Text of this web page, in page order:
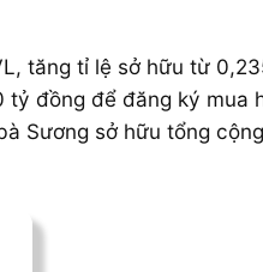
tăng tỉ lệ sở hữu từ
tỷ đồng để đăng ký mua
Sương sở hữu tổng